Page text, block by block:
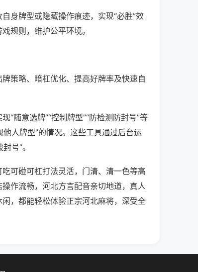
身牌型或隐藏操作痕迹，实现“必胜”效
规则，维护公平环境。
策略、暗杠优化、提高好牌率及快速自
“随意选牌”“控制牌型”“防检测防封号”等
人牌型”的情况。这些工具通过后台运
号”。
可碰可杠打法灵活，门清、清一色等高
作流畅，河北方言配音亲切地道，真人
，都能轻松体验正宗河北麻将，深受全